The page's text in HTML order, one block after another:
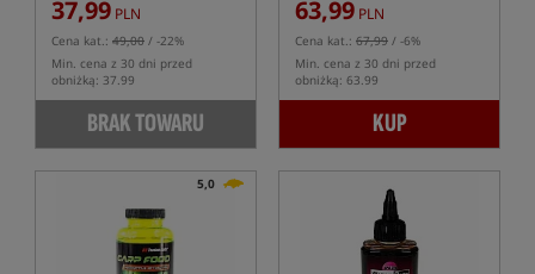
37,99 PLN
Cena kat.: 49,00 / -22%
Min. cena z 30 dni przed
obniżką: 37.99
BRAK TOWARU
63,99 PLN
Cena kat.: 67,99 / -6%
Min. cena z 30 dni przed
obniżką: 63.99
KUP
5,0